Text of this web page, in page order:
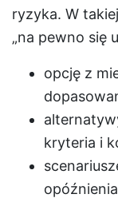
ryzyka. W
„na pewno się
opcję z
kryteria i